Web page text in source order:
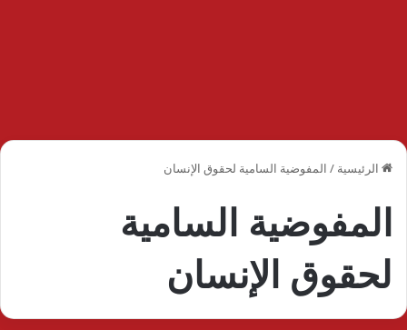
الرئيسية / المفوضية السامية لحقوق الإنسان
المفوضية السامية
لحقوق الإنسان